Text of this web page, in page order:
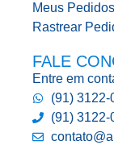
Meus Pedidos
Rastrear
FALE
Entre em
(91) 3122-
(91) 3122-